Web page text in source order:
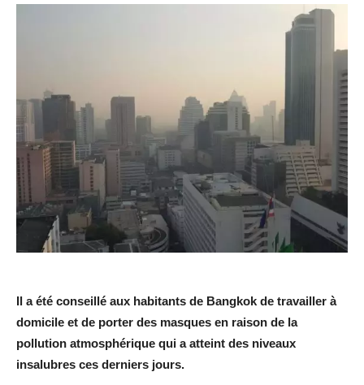
Il a été conseillé aux habitants de Bangkok de travailler à
domicile et de porter des masques en raison de la
pollution atmosphérique qui a atteint des niveaux
insalubres ces derniers jours.